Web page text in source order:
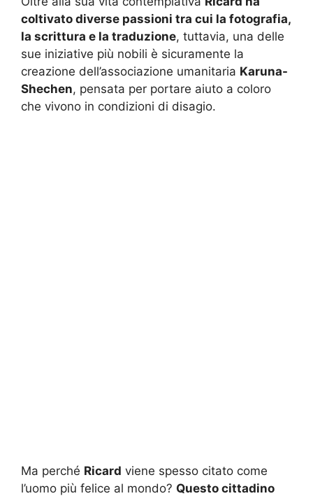
coltivato diverse passioni tra cui la fotografia,
la scrittura e la traduzione, tuttavia, una delle
sue iniziative più nobili è sicuramente la
creazione dell’associazione umanitaria Karuna-
Shechen, pensata per portare aiuto a coloro
che vivono in condizioni di disagio.
Ma perché Ricard viene spesso citato come
l’uomo più felice al mondo? Questo cittadino